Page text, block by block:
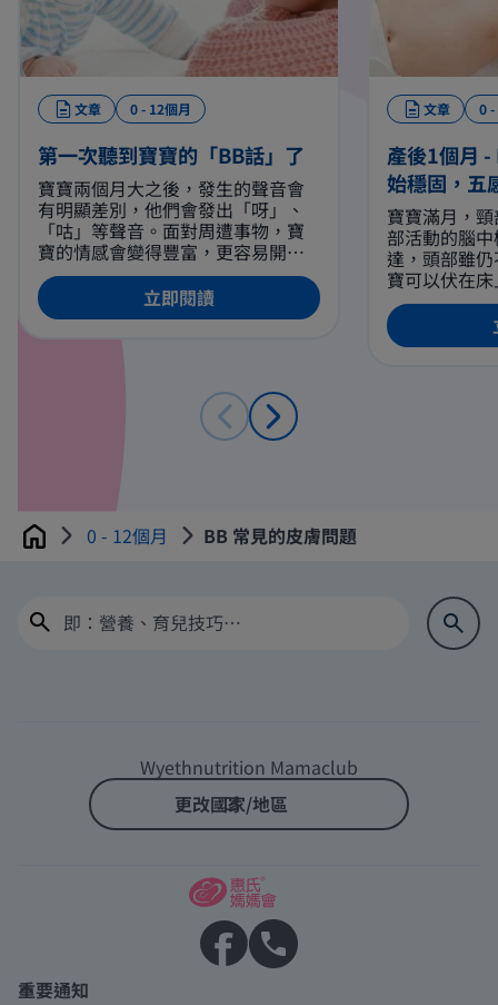
文章 0 - 12個月
第一次聽到寶寶的「BB話」了
寶寶兩個月大之後，發生的聲音會
有明顯差別，他們會發出「呀」、
「咕」等聲音。面對周遭事物，寶
寶的情感會變得豐富，更容易開心
和發笑。聽到大人的聲音時，寶寶
可能會發出單音來回應，也會模仿
大人的聲音。與此同時，寶寶感到
迷惑或需要別人關注時，亦會以哭
聲來表達。
立即閱讀
文章 0 -
產後1個月
始穩固，五
寶寶滿月，
部活動的腦
達，頭部雖
寶可以伏在
動。寶寶開
肘，並有節
動增多，寶
Home 0 - 12個月 BB 常見的皮膚問題
Wyethnutrition Mamaclub
更改國家/地區
重要通知